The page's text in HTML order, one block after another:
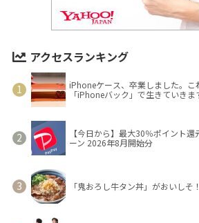
アクセスランキング
iPhoneケース、卒業しました。
「iPhoneバック」で生きていきま
【今日から】最大30％ポイント
ーン 2026年8月開始分
「鬼おろし牛タン丼」がおいし